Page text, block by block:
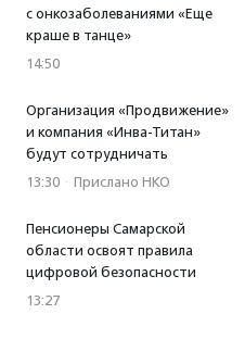
с онкозаболеваниями «Еще
краше в танце»
14:50
Организация «Продвижение»
и компания «Инва-Титан»
будут сотрудничать
13:30 · Прислано НКО
Пенсионеры Самарской
области освоят правила
цифровой безопасности
13:27